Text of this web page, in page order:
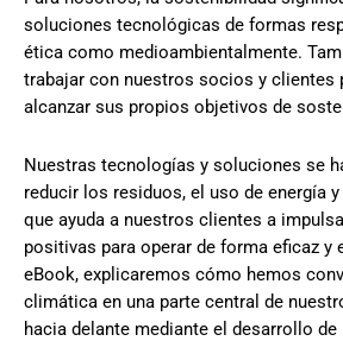
soluciones tecnológicas de formas
ética como medioambientalmente.
trabajar con nuestros socios y clientes
alcanzar sus propios objetivos de
Nuestras tecnologías y soluciones se
reducir los residuos, el uso de energía
que ayuda a nuestros clientes a
positivas para operar de forma eficaz y
eBook, explicaremos cómo hemos
climática en una parte central de
hacia delante mediante el desarrollo